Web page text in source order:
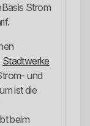
Strom
Stadtwerke
und
ist die
beim